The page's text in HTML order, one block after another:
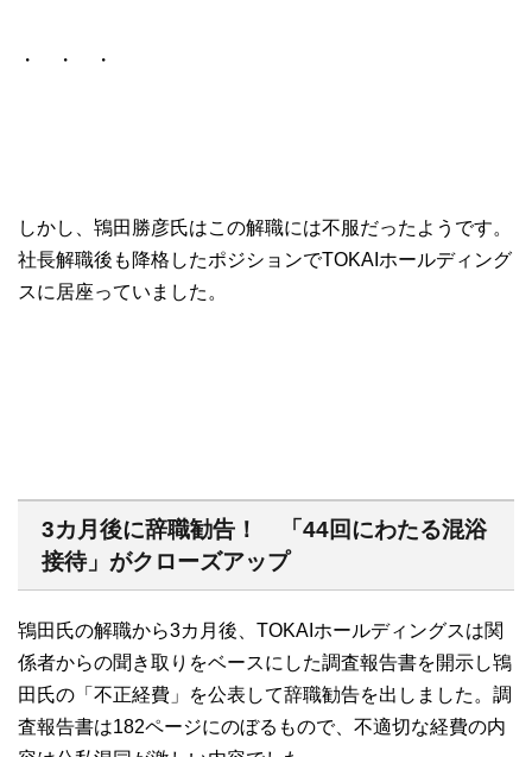
・ ・ ・
しかし、鴇田勝彦氏はこの解職には不服だったようです。
社長解職後も降格したポジションでTOKAIホールディング
スに居座っていました。
3カ月後に辞職勧告！ 「44回にわたる混浴
接待」がクローズアップ
鴇田氏の解職から3カ月後、TOKAIホールディングスは関
係者からの聞き取りをベースにした調査報告書を開示し鴇
田氏の「不正経費」を公表して辞職勧告を出しました。調
査報告書は182ページにのぼるもので、不適切な経費の内